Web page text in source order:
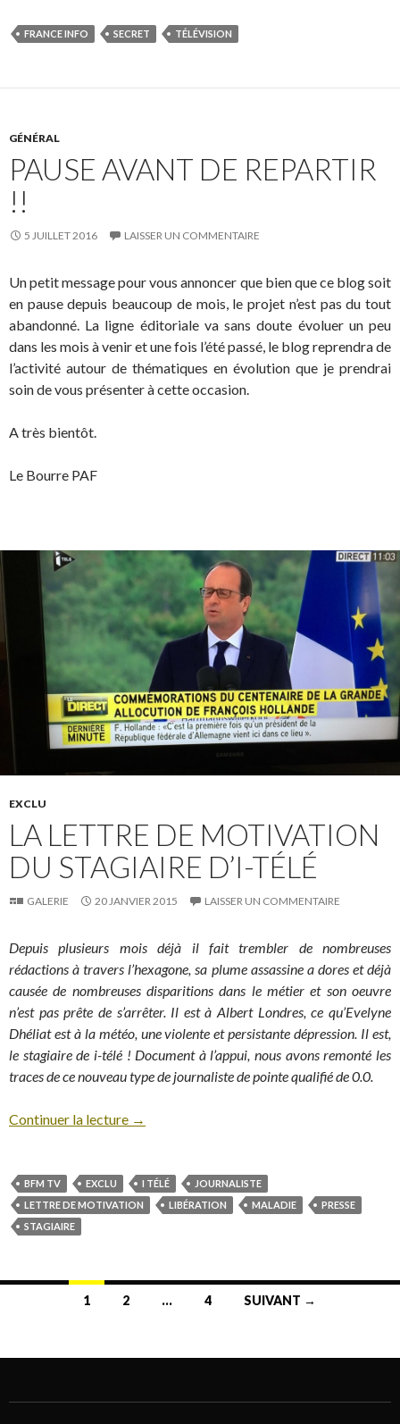
FRANCE INFO SECRET TÉLÉVISION
GÉNÉRAL
PAUSE AVANT DE REPARTIR
!!
5 JUILLET 2016 LAISSER UN COMMENTAIRE
Un petit message pour vous annoncer que bien que ce blog soit
en pause depuis beaucoup de mois, le projet n’est pas du tout
abandonné. La ligne éditoriale va sans doute évoluer un peu
dans les mois à venir et une fois l’été passé, le blog reprendra de
l’activité autour de thématiques en évolution que je prendrai
soin de vous présenter à cette occasion.
A très bientôt.
Le Bourre PAF
EXCLU
LA LETTRE DE MOTIVATION
DU STAGIAIRE D’I-TÉLÉ
GALERIE 20 JANVIER 2015 LAISSER UN COMMENTAIRE
Depuis plusieurs mois déjà il fait trembler de nombreuses
rédactions à travers l’hexagone, sa plume assassine a dores et déjà
causée de nombreuses disparitions dans le métier et son oeuvre
n’est pas prête de s’arrêter. Il est à Albert Londres, ce qu’Evelyne
Dhéliat est à la météo, une violente et persistante dépression. Il est,
le stagiaire de i-télé ! Document à l’appui, nous avons remonté les
traces de ce nouveau type de journaliste de pointe qualifié de 0.0.
Continuer la lecture →
BFM TV EXCLU I TÉLÉ
JOURNALISTE
LETTRE DE MOTIVATION
LIBÉRATION MALADIE
PRESSE
STAGIAIRE
1 2 … 4 SUIVANT →